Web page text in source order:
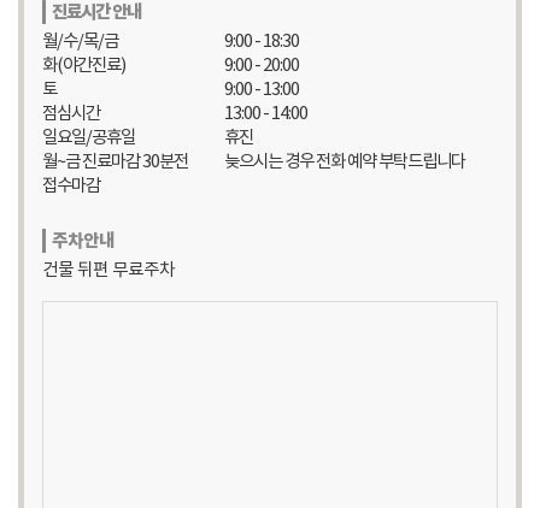
진료시간 안내
월/수/목/금
화(야간진료)
토
점심시간
일요일/공휴일
월~금 진료마감 30분전
접수마감
9:00 - 18:30
9:00 - 20:00
9:00 - 13:00
13:00 - 14:00
휴진
늦으시는 경우 전화 예약 부탁드립니다
주차안내
건물 뒤편 무료주차